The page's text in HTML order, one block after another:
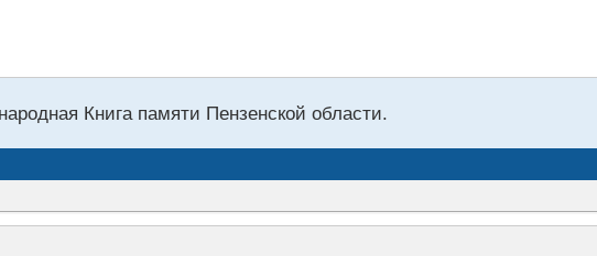
Книга памяти Пензенской области.